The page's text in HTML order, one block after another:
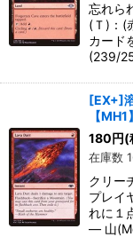
忘れら
(Ｔ)：(
カード
(239/
[EX+]
【MH1】
180円(
在庫数
クリー
プレイ
れに１
― 山